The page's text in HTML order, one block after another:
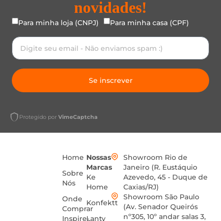
novidades!
Para minha loja (CNPJ) Para minha casa (CPF)
Se inscrever
Protegido por VimeCaptcha
Home
Sobre
Nós
Onde
Comprar
Inspire-
Nossas
Marcas
Ke
Home
Konfektt
Lanty
Showroom Rio de
Janeiro (R. Eustáquio
Azevedo, 45 - Duque de
Caxias/RJ)
Showroom São Paulo
(Av. Senador Queirós
nº305, 10º andar salas 3,